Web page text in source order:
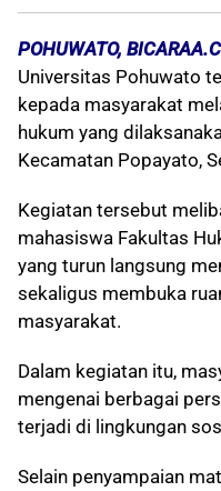
POHUWATO,
Universitas Pohuwato
kepada masyarakat
hukum yang
Kecamatan Popayato,
Kegiatan tersebut
mahasiswa Fakultas
yang turun langsung
sekaligus membuka
masyarakat.
Dalam kegiatan itu,
mengenai berbagai
terjadi di lingkungan
Selain penyampaian